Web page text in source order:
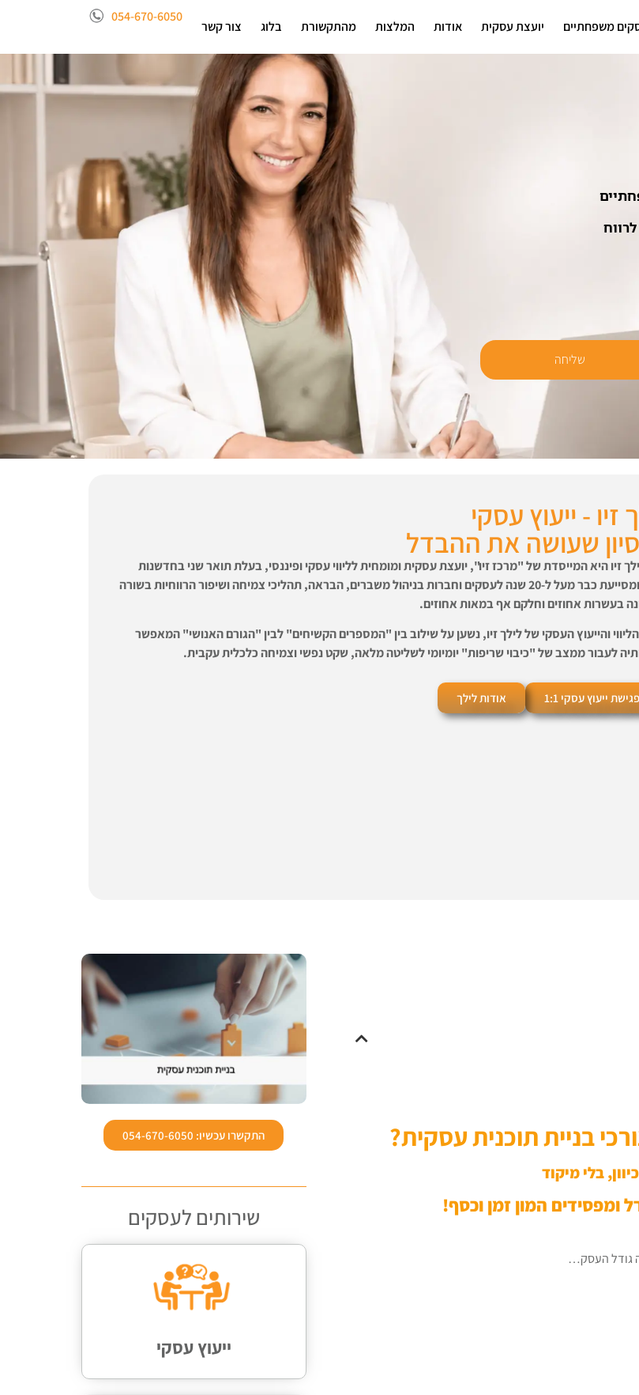
משפחתיים יועצת עסקית אודות המלצות מהתקשורת בלוג צור קשר
054-670-6050
שליחה
זיו - ייעוץ עסקי
שעושה את ההבדל
זיו היא המייסדת של "מרכז זיו", יועצת עסקית ומומחית לליווי עסקי ופיננסי,בעלת תואר שני בחדשנות
ומסייעת כבר מעל ל-20 שנה לעסקים וחברות בניהול משברים, הבראה, תהליכי צמיחה ושיפור הרווחיות בשורה
בעשרות אחוזים וחלקם אף במאות אחוזים.
והייעוץ העסקי של לילך זיו, נשען על שילוב בין "המספרים הקשיחים" לבין "הגורם האנושי" המאפשר
לעבור ממצב של "כיבוי שריפות" יומיומי לשליטה מלאה, שקט נפשי וצמיחה כלכלית עקבית.
ייעוץ עסקי 1:1 אודות לילך
בניית תוכנית עסקית?
בלי מיקוד
ומפסידים המון זמן וכסף!
גודל העסק…
התקשרו עכשיו: 054-670-6050
שירותים לעסקים
ייעוץ עסקי